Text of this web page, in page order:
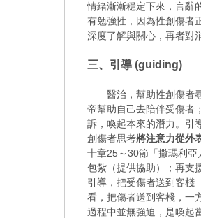
情緒漸漸穩定下來，言辭
有勉強性，因為性創傷者
深度了解與關心，再者對
三、引導 (guiding)
醫治，幫助性創傷者尋
帝幫助自己去陪伴受傷者
訴，喚起本來的潛力。引
創傷者思考將注意力從外
十章25～30節「撒瑪利
包紮（提供協助）；再支
引導，把受傷者送到客棧
看，把傷者送到客棧，一
過程中並無強迫，是喚起